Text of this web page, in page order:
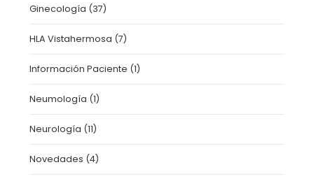
Ginecología (37)
HLA Vistahermosa (7)
Información Paciente (1)
Neumología (1)
Neurología (11)
Novedades (4)